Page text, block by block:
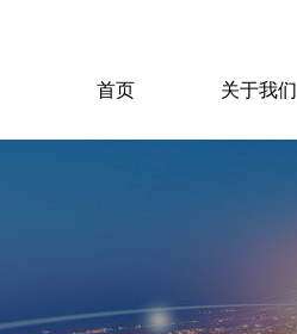
首页 关于我们